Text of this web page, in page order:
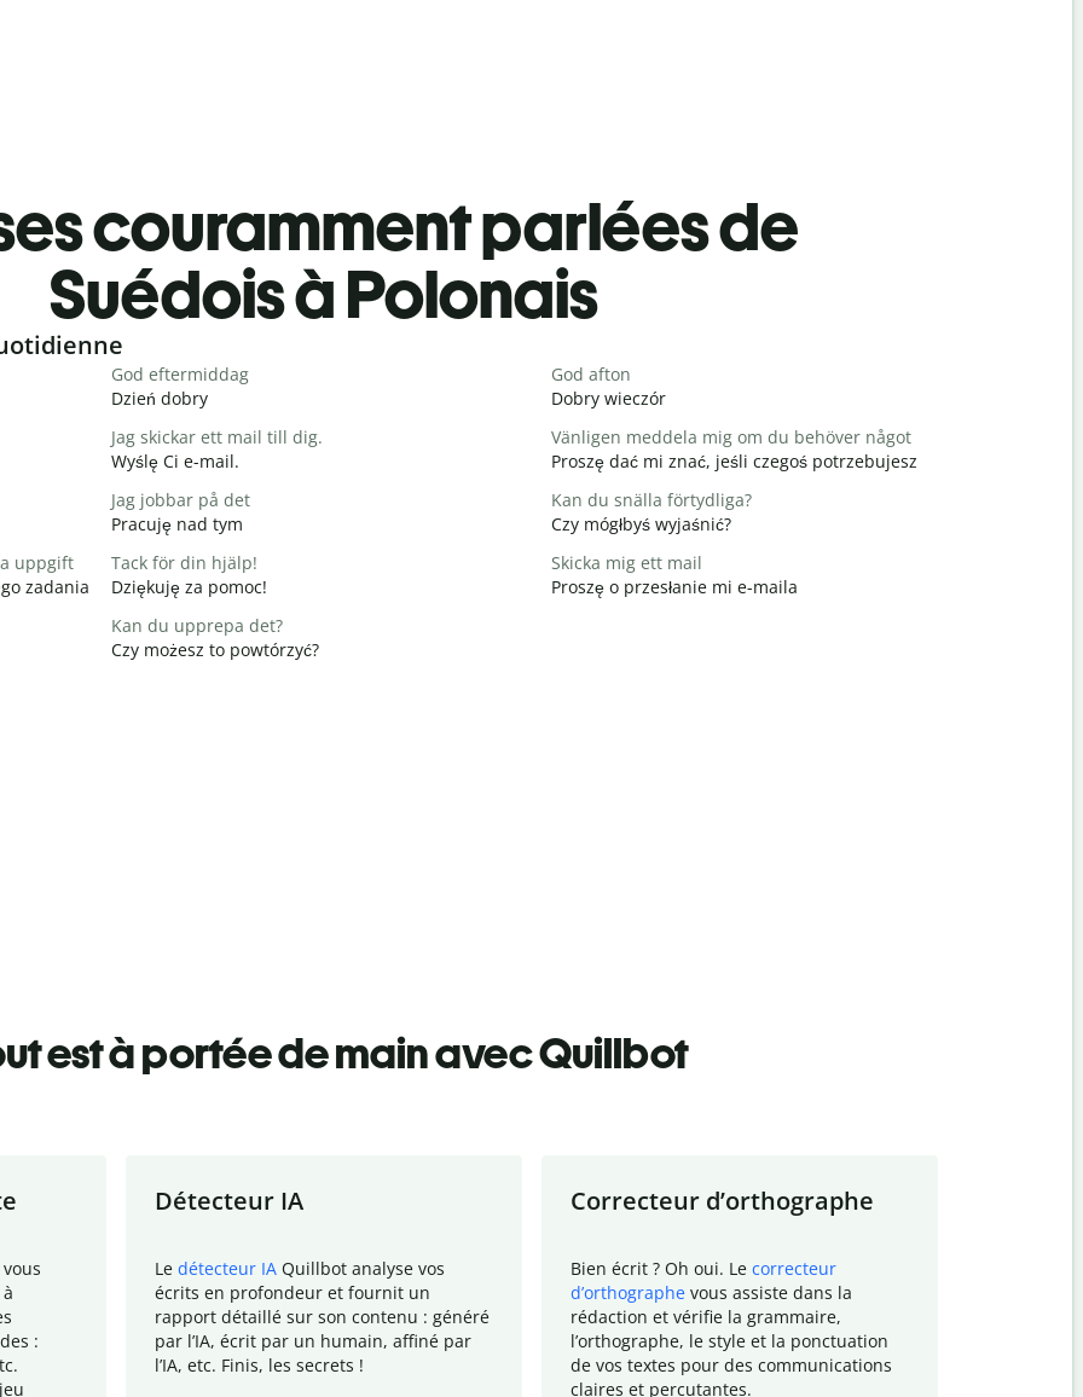
couramment parlées de
Suédois à Polonais
God eftermiddag
Dzień dobry
God afton
Dobry wieczór
Jag skickar ett mail till dig.
Wyślę Ci e-mail.
Vänligen meddela mig om du behöver något
Proszę dać mi znać, jeśli czegoś potrzebujesz
Jag jobbar på det
Pracuję nad tym
Kan du snälla förtydliga?
Czy mógłbyś wyjaśnić?
uppgift
zadania
Tack för din hjälp!
Dziękuję za pomoc!
Skicka mig ett mail
Proszę o przesłanie mi e-maila
Kan du upprepa det?
Czy możesz to powtórzyć?
est à portée de main avec Quillbot
:
Détecteur IA
Le détecteur IA Quillbot analyse vos
écrits en profondeur et fournit un
rapport détaillé sur son contenu : généré
par l’IA, écrit par un humain, affiné par
l’IA, etc. Finis, les secrets !
Correcteur d’orthographe
Bien écrit ? Oh oui. Le correcteur
d’orthographe vous assiste dans la
rédaction et vérifie la grammaire,
l’orthographe, le style et la ponctuation
de vos textes pour des communications
claires et percutantes.